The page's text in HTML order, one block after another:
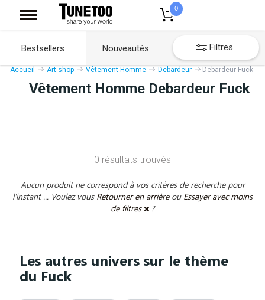
0
Bestsellers Nouveautés Filtres
Accueil Art-shop Vêtement Homme Debardeur Debardeur Fuck
Vêtement Homme Debardeur Fuck
0 résultats trouvés
Aucun produit ne correspond à vos critères de recherche pour
l'instant ... Voulez vous Retourner en arrière ou Essayer avec moins
de filtres
?
Les autres univers sur le thème
du Fuck